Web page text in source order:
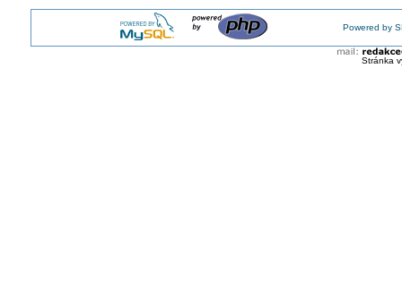
Powered by
Stránka